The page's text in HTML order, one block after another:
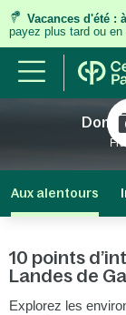
Vacances d'été :
payez plus tard ou en
Aux alentours
10 points
Landes de
Explorez les